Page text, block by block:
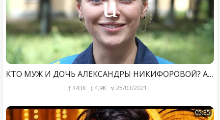
КТО МУЖ И ДОЧЬ АЛЕКСАНДРЫ НИКИФОРОВОЙ? АКТРИСА СЕРИАЛА АННА ДЕТЕКТИВЪ 2 сезон (2021)
443K 4,9K 25/03/2021
05:35